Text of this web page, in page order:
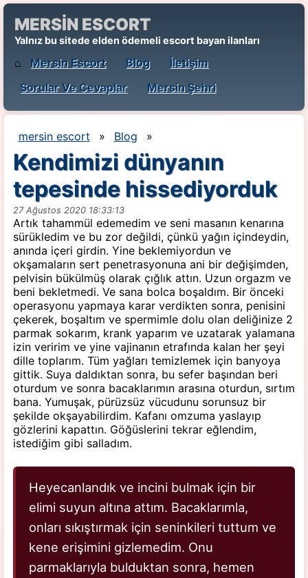
MERSİN ESCORT
Yalnız bu sitede elden ödemeli escort bayan ilanları
⌂ Mersin Escort Blog
İletişim
Sorular Ve Cevaplar
Mersin Şehri
mersin escort » Blog »
Kendimizi dünyanın
tepesinde hissediyorduk
27 Ağustos 2020 18:33:13
Artık tahammül edemedim ve seni masanın kenarına
sürükledim ve bu zor değildi, çünkü yağın içindeydin,
anında içeri girdin. Yine beklemiyordun ve
okşamaların sert penetrasyonuna ani bir değişimden,
pelvisin bükülmüş olarak çığlık attın. Uzun orgazm ve
beni bekletmedi. Ve sana bolca boşaldım. Bir önceki
operasyonu yapmaya karar verdikten sonra, penisini
çekerek, boşaltım ve spermimle dolu olan deliğinize 2
parmak sokarım, krank yaparım ve uzatarak yalamana
izin veririm ve yine vajinanın etrafında kalan her şeyi
dille toplarım. Tüm yağları temizlemek için banyoya
gittik. Suya daldıktan sonra, bu sefer başından beri
oturdum ve sonra bacaklarımın arasına oturdun, sırtım
bana. Yumuşak, pürüzsüz vücudunu sorunsuz bir
şekilde okşayabilirdim. Kafanı omzuma yaslayıp
gözlerini kapattın. Göğüslerini tekrar eğlendim,
istediğim gibi salladım.
Heyecanlandık ve incini bulmak için bir
elimi suyun altına attım. Bacaklarımla,
onları sıkıştırmak için seninkileri tuttum ve
kene erişimini gizlemedim. Onu
parmaklarıyla bulduktan sonra, hemen